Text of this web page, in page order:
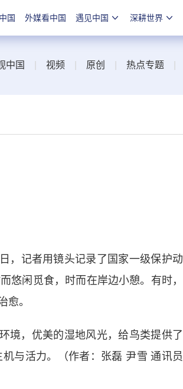
国 外媒看中国 遇见中国 深耕世界
中国 视频 原创 热点专题
记者用镜头记录了国家一级保护动
悠闲觅食，时而在岸边小憩。有时，
愈。
，优美的湿地风光，给鸟类提供了
与活力。（作者：张磊 尹雪 通讯员